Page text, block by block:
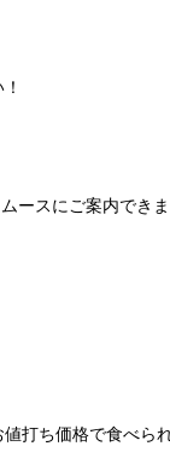
ースにご案内でき
値打ち価格で食べ